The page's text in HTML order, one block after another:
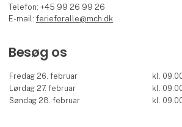
Telefon: +45 99 26 99 26
E-mail:ferieforalle@mch.dk
Besøg os
Fredag 26. februar
kl.
Lørdag 27. februar
kl.
Søndag 28. februar
kl.